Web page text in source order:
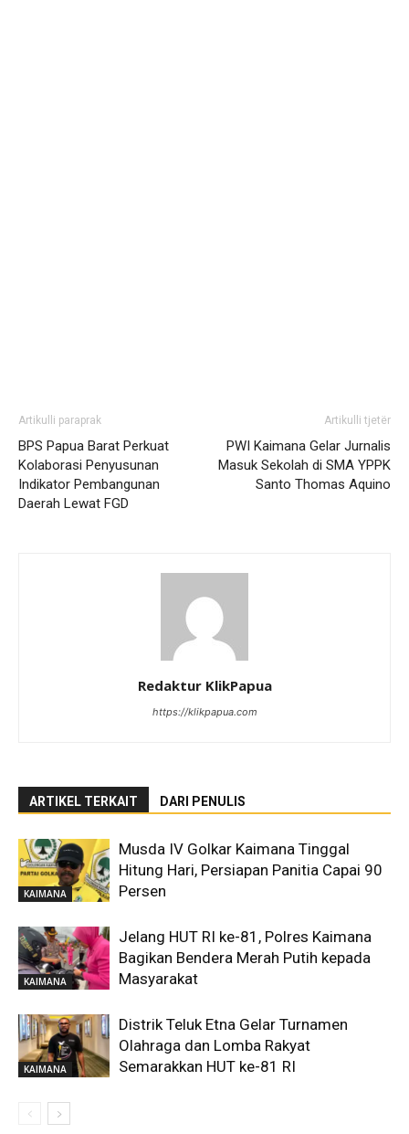
Artikulli paraprak
BPS Papua Barat Perkuat
Kolaborasi Penyusunan
Indikator Pembangunan
Daerah Lewat FGD
Artikulli tjetër
PWI Kaimana Gelar Jurnalis
Masuk Sekolah di SMA YPPK
Santo Thomas Aquino
Redaktur KlikPapua
https://klikpapua.com
ARTIKEL TERKAIT DARI PENULIS
KAIMANA
Musda IV Golkar Kaimana Tinggal
Hitung Hari, Persiapan Panitia Capai 90
Persen
KAIMANA
Jelang HUT RI ke-81, Polres Kaimana
Bagikan Bendera Merah Putih kepada
Masyarakat
KAIMANA
Distrik Teluk Etna Gelar Turnamen
Olahraga dan Lomba Rakyat
Semarakkan HUT ke-81 RI